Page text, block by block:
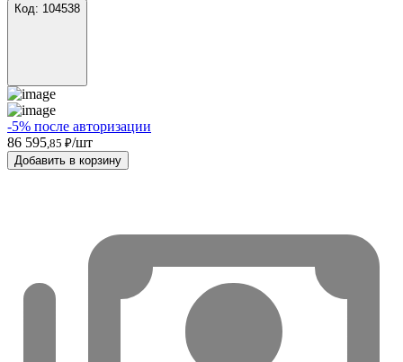
Код: 104538
-5% после авторизации
86 595 ,85 ₽/шт
Добавить в корзину